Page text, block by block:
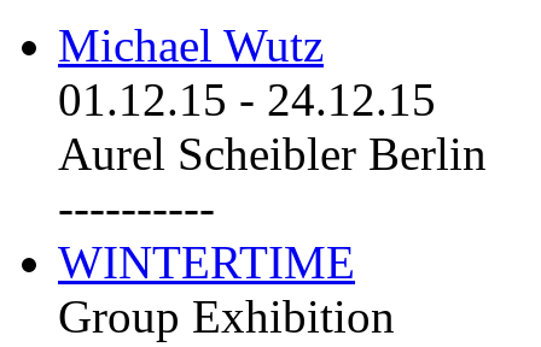
Michael Wutz
01.12.15 - 24.12.15
Aurel Scheibler Berlin
----------
WINTERTIME
Group Exhibition